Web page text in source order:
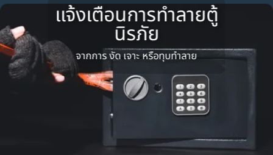
แจ้งเตือนการทำลายตู้
นิรภัย
จากการ งัด เจาะ หรือทุบทำลาย